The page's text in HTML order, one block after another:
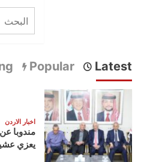
Latest
Popular
اخبار الاردن
مندوبا
يعزي